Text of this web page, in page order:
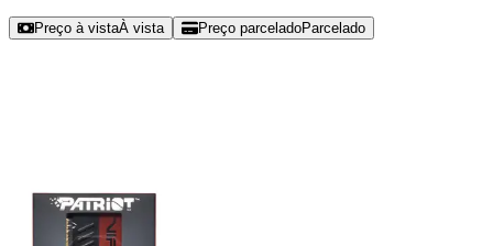
Preço à vistaÀ vista Preço parceladoParcelado